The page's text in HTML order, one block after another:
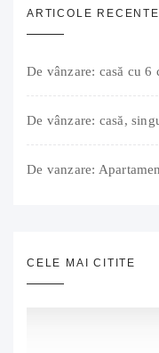
ARTICOLE RECENTE
CELE MAI CITITE